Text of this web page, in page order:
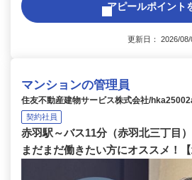
アピールポイント
更新日： 2026/
マンションの管理員
住友不動産建物サービス株式会社/
契約社員
赤羽駅～バス11分（赤羽北三丁目
まだまだ働きたい方にオススメ！【